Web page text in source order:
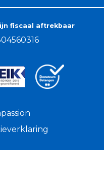
fiscaal aftrekbaar